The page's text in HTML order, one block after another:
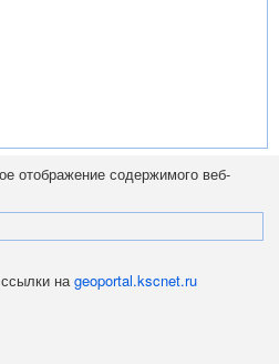
отображение содержимого веб-
наgeoportal.kscnet.ru